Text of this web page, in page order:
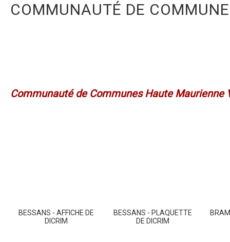
COMMUNAUTÉ DE
Communauté de Communes Haute Maurienne
BESSANS - AFFICHE DE
DICRIM
BESSANS - PLAQUETTE
DE DICRIM